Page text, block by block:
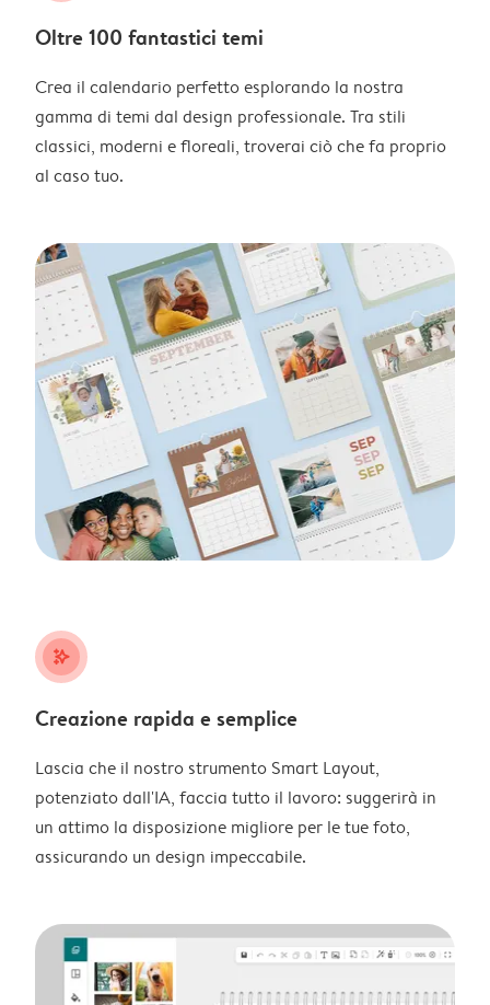
Oltre 100 fantastici temi
Crea il calendario perfetto esplorando la nostra
gamma di temi dal design professionale. Tra stili
classici, moderni e floreali, troverai ciò che fa proprio
al caso tuo.
stars_plus
Creazione rapida e semplice
Lascia che il nostro strumento Smart Layout,
potenziato dall'IA, faccia tutto il lavoro: suggerirà in
un attimo la disposizione migliore per le tue foto,
assicurando un design impeccabile.